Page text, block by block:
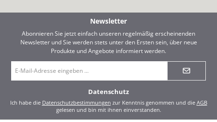
Newsletter
Abonnieren Sie jetzt einfach unseren regelmäßig erscheinenden
Newsletter und Sie werden stets unter den Ersten sein, über neue
Produkte und Angebote informiert werden.
Mail-
Datenschutz
Ich habe die Datenschutzbestimmungen zur Kenntnis genommen und die AGB
gelesen und bin mit ihnen einverstanden.